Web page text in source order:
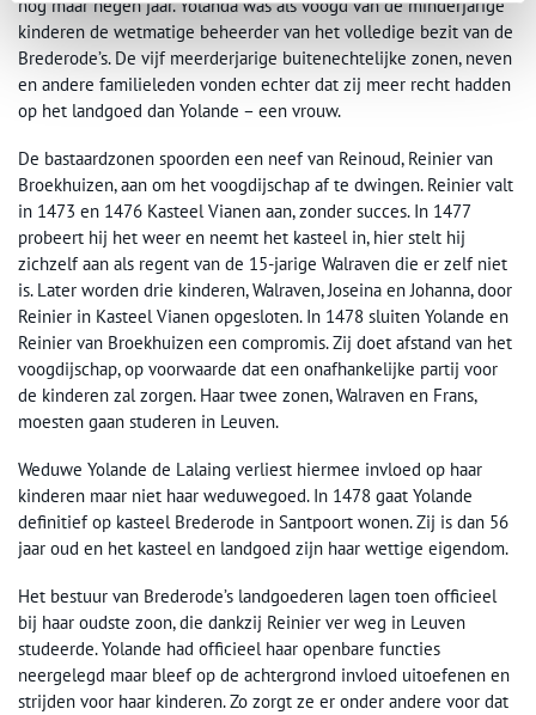
nog maar negen jaar. Yolanda was als voogd van de minderjarige
kinderen de wetmatige beheerder van het volledige bezit van de
Brederode’s. De vijf meerderjarige buitenechtelijke zonen, neven
en andere familieleden vonden echter dat zij meer recht hadden
op het landgoed dan Yolande – een vrouw.
De bastaardzonen spoorden een neef van Reinoud, Reinier van
Broekhuizen, aan om het voogdijschap af te dwingen. Reinier valt
in 1473 en 1476 Kasteel Vianen aan, zonder succes. In 1477
probeert hij het weer en neemt het kasteel in, hier stelt hij
zichzelf aan als regent van de 15-jarige Walraven die er zelf niet
is. Later worden drie kinderen, Walraven, Joseina en Johanna, door
Reinier in Kasteel Vianen opgesloten. In 1478 sluiten Yolande en
Reinier van Broekhuizen een compromis. Zij doet afstand van het
voogdijschap, op voorwaarde dat een onafhankelijke partij voor
de kinderen zal zorgen. Haar twee zonen, Walraven en Frans,
moesten gaan studeren in Leuven.
Weduwe Yolande de Lalaing verliest hiermee invloed op haar
kinderen maar niet haar weduwegoed. In 1478 gaat Yolande
definitief op kasteel Brederode in Santpoort wonen. Zij is dan 56
jaar oud en het kasteel en landgoed zijn haar wettige eigendom.
Het bestuur van Brederode’s landgoederen lagen toen officieel
bij haar oudste zoon, die dankzij Reinier ver weg in Leuven
studeerde. Yolande had officieel haar openbare functies
neergelegd maar bleef op de achtergrond invloed uitoefenen en
strijden voor haar kinderen. Zo zorgt ze er onder andere voor dat